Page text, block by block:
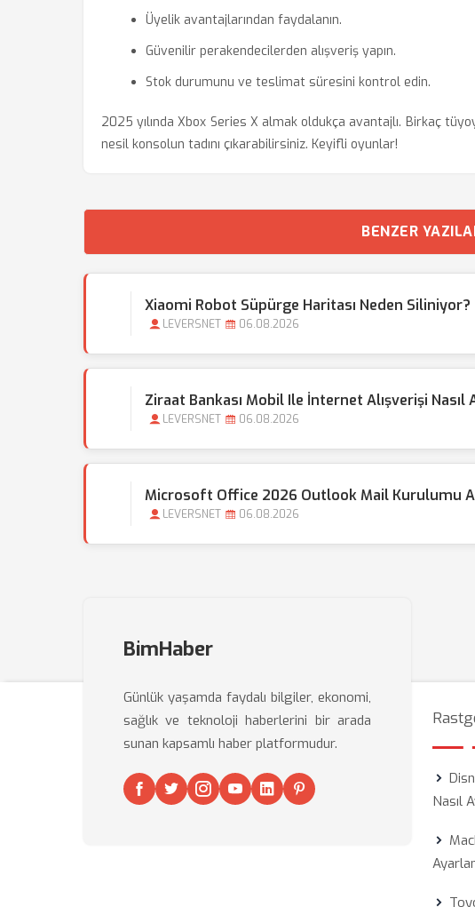
Üyelik avantajlarından faydalanın.
Güvenilir perakendecilerden alışveriş yapın.
Stok durumunu ve teslimat süresini kontrol edin.
2025 yılında Xbox Series X almak oldukça avantajlı. Birkaç
nesil konsolun tadını çıkarabilirsiniz. Keyifli oyunlar!
BENZER
Xiaomi Robot Süpürge Haritası Neden Siliniyor?
LEVERSNET 06.08.2026
Ziraat Bankası Mobil Ile İnternet Alışverişi Nasıl
LEVERSNET 06.08.2026
Microsoft Office 2026 Outlook Mail Kurulumu
LEVERSNET 06.08.2026
BimHaber
Günlük yaşamda faydalı bilgiler, ekonomi,
sağlık ve teknoloji haberlerini bir arada
sunan kapsamlı haber platformudur.
Nasıl